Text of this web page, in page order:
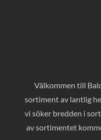
Välkommen till
sortiment av lantlig
vi söker bredden i
av sortimentet